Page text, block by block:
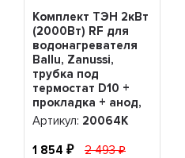
Комплект ТЭН 2кВт
(2000Вт) RF для
водонагревателя
Ballu, Zanussi,
трубка под
термостат D10 +
прокладка + анод,
20064K
Артикул: 20064K
1 854 2 493